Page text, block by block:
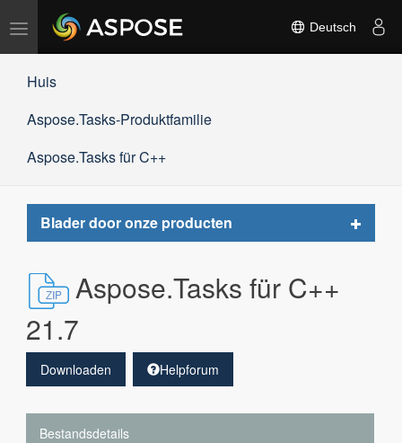
Navigation
umschalten
Deutsch
Huis
Aspose.Tasks-Produktfamilie
Aspose.Tasks für C++
Blader door onze producten
Toggle
Aspose.Tasks für C++
21.7
Downloaden Helpforum
Bestandsdetails